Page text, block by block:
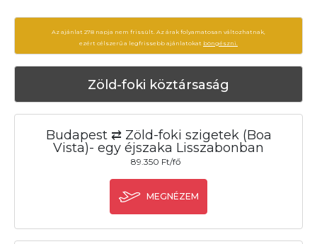
Az ajánlat 278 napja nem frissült. Az árak folyamatosan változhatnak,
ezért célszerű a legfrissebb ajánlatokat böngészni.
Zöld-foki köztársaság
Budapest ⇄ Zöld-foki szigetek (Boa
Vista)- egy éjszaka Lisszabonban
89.350 Ft/fő
MEGNÉZEM